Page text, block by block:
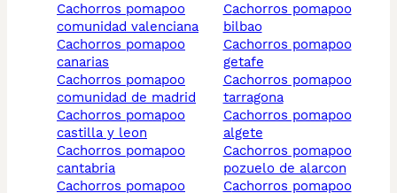
cachorros pomapoo
comunidad valenciana
cachorros pomapoo
canarias
cachorros pomapoo
comunidad de madrid
cachorros pomapoo
castilla y leon
cachorros pomapoo
cantabria
cachorros pomapoo
cachorros pomapoo
bilbao
cachorros pomapoo
getafe
cachorros pomapoo
tarragona
cachorros pomapoo
algete
cachorros pomapoo
pozuelo de alarcon
cachorros pomapoo